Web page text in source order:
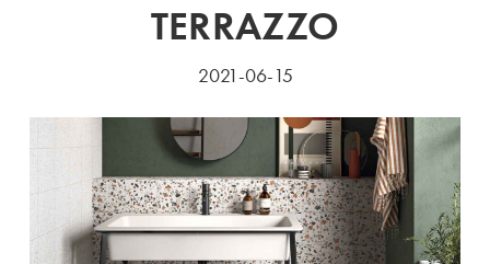
TERRAZZO
2021-06-15